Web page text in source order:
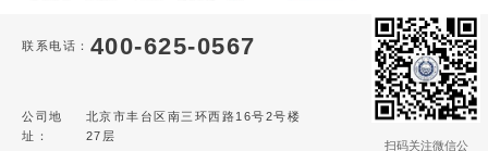
联系电话： 400-625-0567
公司地
址：
北京市丰台区南三环西路16号2号楼
27层
扫码关注微信公